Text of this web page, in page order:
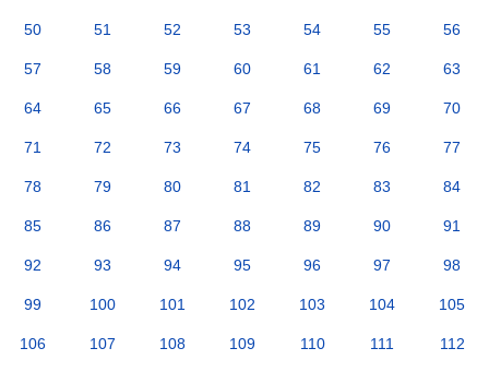
50 51 52 53 54 55 56
57 58 59 60 61 62 63
64 65 66 67 68 69 70
71 72 73 74 75 76 77
78 79 80 81 82 83 84
85 86 87 88 89 90 91
92 93 94 95 96 97 98
99 100 101 102 103 104 105
106 107 108 109 110 111 112